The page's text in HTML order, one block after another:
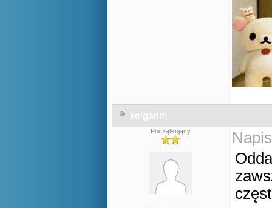
kelgarim
Początkujący